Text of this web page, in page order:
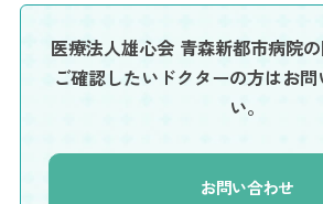
医療法人雄心会 青森新都市病院
ご確認したいドクターの方はお
い。
お問い合わせ